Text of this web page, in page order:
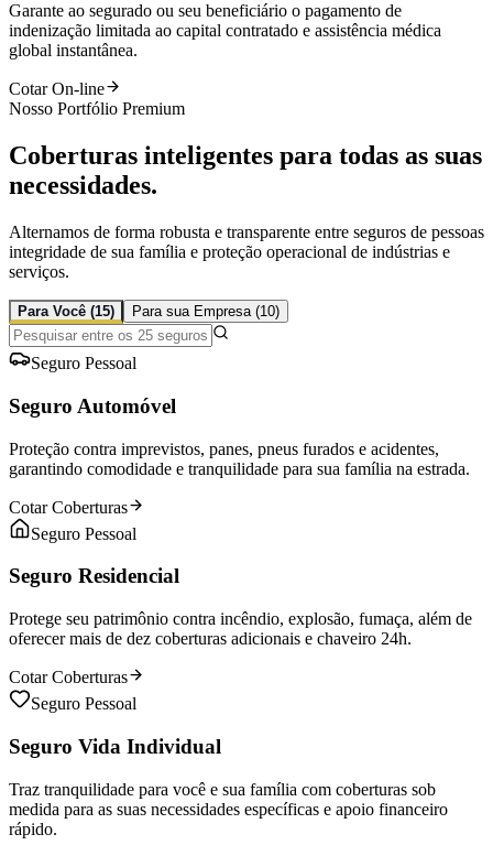
Garante ao segurado ou seu beneficiário o pagamento de
indenização limitada ao capital contratado e assistência médica
global instantânea.
Cotar On-line
Nosso Portfólio Premium
Coberturas inteligentes para todas as suas
necessidades.
Alternamos de forma robusta e transparente entre seguros de pessoas
integridade de sua família e proteção operacional de indústrias e
serviços.
Para Você (15) Para sua Empresa (10)
Seguro Pessoal
Seguro Automóvel
Proteção contra imprevistos, panes, pneus furados e acidentes,
garantindo comodidade e tranquilidade para sua família na estrada.
Cotar Coberturas
Seguro Pessoal
Seguro Residencial
Protege seu patrimônio contra incêndio, explosão, fumaça, além de
oferecer mais de dez coberturas adicionais e chaveiro 24h.
Cotar Coberturas
Seguro Pessoal
Seguro Vida Individual
Traz tranquilidade para você e sua família com coberturas sob
medida para as suas necessidades específicas e apoio financeiro
rápido.